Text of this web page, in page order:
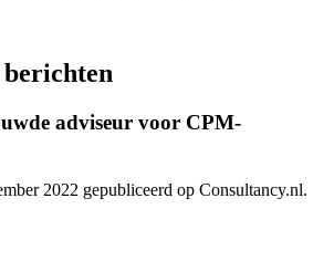
adviseur voor CPM-
2022 gepubliceerd op Consultancy.nl.